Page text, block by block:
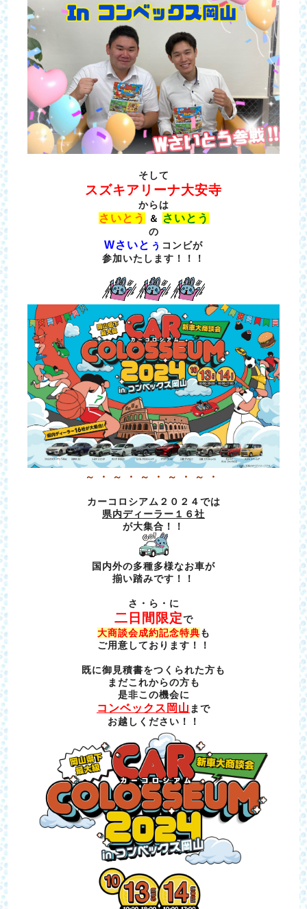
そして
スズキアリーナ大安寺
からは
さいとう ＆ さいとう
の
Wさいとぅ コンビが
参加いたします！！！
～ ・ ～ ・ ～ ・ ～ ・ ～ ・
カーコロシアム２０２４では
県内ディーラー１６社
が大集合！！
国内外の多種多様なお車が
揃い踏みです！！
さ・ら・に
二日間限定で
大商談会成約記念特典も
ご用意しております！！
既に御見積書をつくられた方も
まだこれからの方も
是非この機会に
コンベックス岡山 まで
お越しください！！